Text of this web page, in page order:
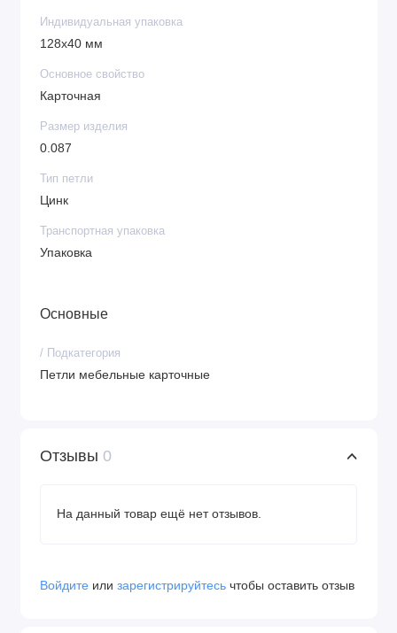
Индивидуальная упаковка
128х40 мм
Основное свойство
Карточная
Размер изделия
0.087
Тип петли
Цинк
Транспортная упаковка
Упаковка
Основные
/ Подкатегория
Петли мебельные карточные
Отзывы 0
На данный товар ещё нет отзывов.
Войдите или зарегистрируйтесь чтобы оставить отзыв